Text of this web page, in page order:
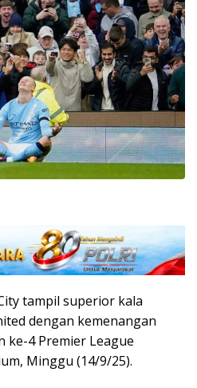
tampil superior kala
dengan kemenangan
ke-4 Premier League
Minggu (14/9/25).